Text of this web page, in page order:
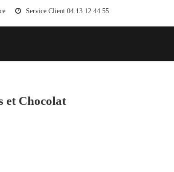
Service Client 04.13.12.44.55
et Chocolat